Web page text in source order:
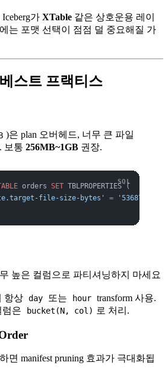
Iceberg가 XTable 같은 상호운용 레이
는 포맷 선택이 점점 덜 중요해질 가
스트 프랙티스
)은 plan 오버헤드, 너무 큰 파일
보통256MB~1GB 권장.
orders SET TBLPROPERTIES (
file-size-bytes'
= '536870912'
높은 컬럼으로 파티셔닝하지 마세요
항상 day 또는 hour transform 사용.
럼은
bucket(N, col) 로 처리.
면 manifest pruning 효과가 극대화됩